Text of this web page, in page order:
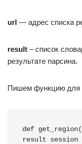
url — адрес списка
result – список
результате парсина.
Пишем функцию для
def
result session